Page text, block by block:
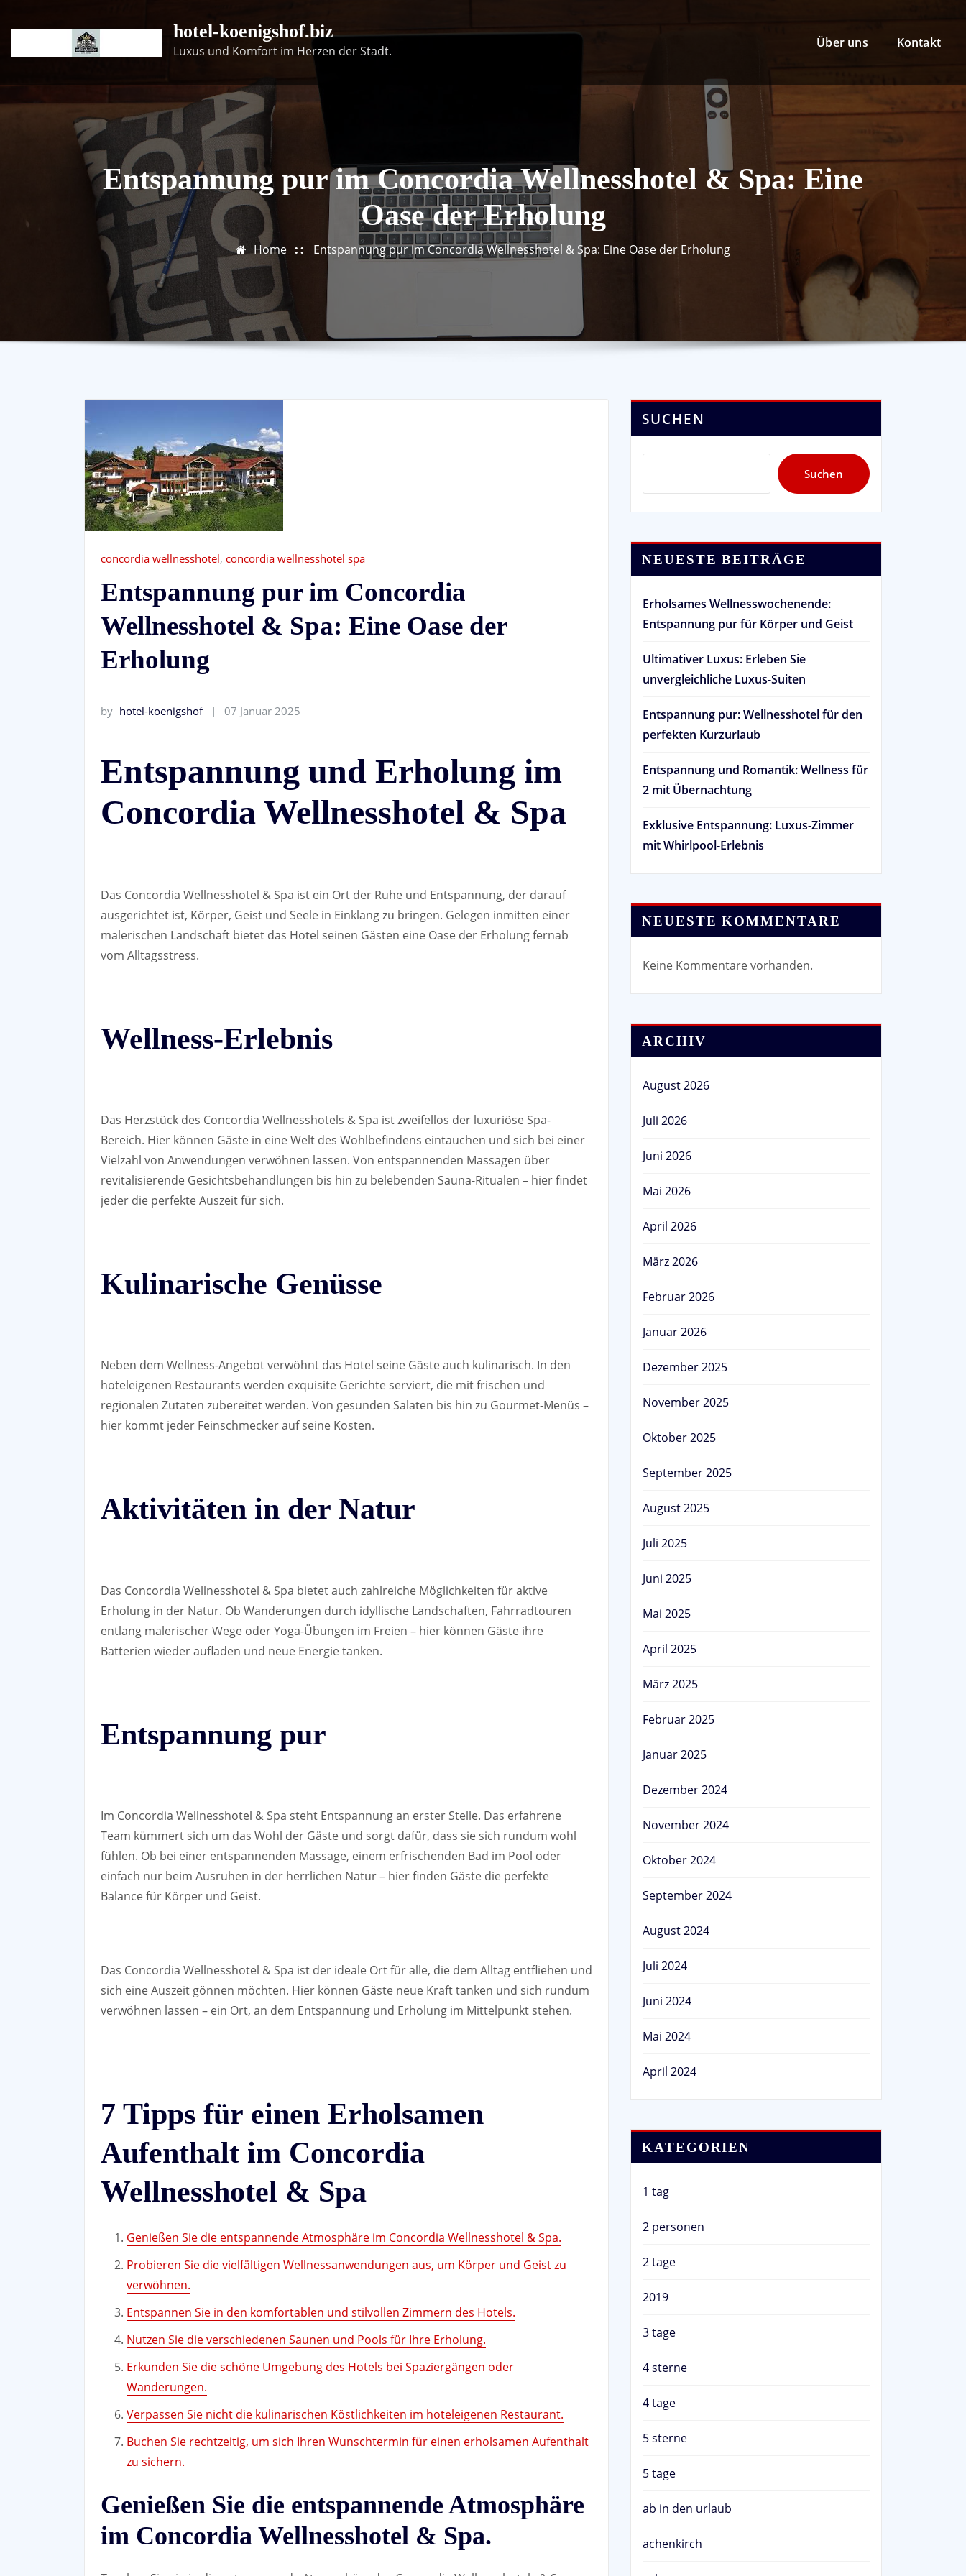
hotel-koenigshof.biz
Luxus und Komfort im Herzen der Stadt.
Über uns Kontakt
Entspannung pur im Concordia Wellnesshotel & Spa: Eine
Oase der Erholung
Home Entspannung pur im Concordia Wellnesshotel & Spa: Eine Oase der Erholung
concordia wellnesshotel, concordia wellnesshotel spa
Entspannung pur im Concordia
Wellnesshotel & Spa: Eine Oase der
Erholung
by hotel-koenigshof 07 Januar 2025
Entspannung und Erholung im
Concordia Wellnesshotel & Spa
Das Concordia Wellnesshotel & Spa ist ein Ort der Ruhe und Entspannung, der darauf
ausgerichtet ist, Körper, Geist und Seele in Einklang zu bringen. Gelegen inmitten einer
malerischen Landschaft bietet das Hotel seinen Gästen eine Oase der Erholung fernab
vom Alltagsstress.
Wellness-Erlebnis
Das Herzstück des Concordia Wellnesshotels & Spa ist zweifellos der luxuriöse Spa-
Bereich. Hier können Gäste in eine Welt des Wohlbefindens eintauchen und sich bei einer
Vielzahl von Anwendungen verwöhnen lassen. Von entspannenden Massagen über
revitalisierende Gesichtsbehandlungen bis hin zu belebenden Sauna-Ritualen – hier findet
jeder die perfekte Auszeit für sich.
Kulinarische Genüsse
Neben dem Wellness-Angebot verwöhnt das Hotel seine Gäste auch kulinarisch. In den
hoteleigenen Restaurants werden exquisite Gerichte serviert, die mit frischen und
regionalen Zutaten zubereitet werden. Von gesunden Salaten bis hin zu Gourmet-Menüs –
hier kommt jeder Feinschmecker auf seine Kosten.
Aktivitäten in der Natur
Das Concordia Wellnesshotel & Spa bietet auch zahlreiche Möglichkeiten für aktive
Erholung in der Natur. Ob Wanderungen durch idyllische Landschaften, Fahrradtouren
entlang malerischer Wege oder Yoga-Übungen im Freien – hier können Gäste ihre
Batterien wieder aufladen und neue Energie tanken.
Entspannung pur
Im Concordia Wellnesshotel & Spa steht Entspannung an erster Stelle. Das erfahrene
Team kümmert sich um das Wohl der Gäste und sorgt dafür, dass sie sich rundum wohl
fühlen. Ob bei einer entspannenden Massage, einem erfrischenden Bad im Pool oder
einfach nur beim Ausruhen in der herrlichen Natur – hier finden Gäste die perfekte
Balance für Körper und Geist.
Das Concordia Wellnesshotel & Spa ist der ideale Ort für alle, die dem Alltag entfliehen und
sich eine Auszeit gönnen möchten. Hier können Gäste neue Kraft tanken und sich rundum
verwöhnen lassen – ein Ort, an dem Entspannung und Erholung im Mittelpunkt stehen.
7 Tipps für einen Erholsamen
Aufenthalt im Concordia
Wellnesshotel & Spa
Genießen Sie die entspannende Atmosphäre im Concordia Wellnesshotel & Spa.
Probieren Sie die vielfältigen Wellnessanwendungen aus, um Körper und Geist zu
verwöhnen.
Entspannen Sie in den komfortablen und stilvollen Zimmern des Hotels.
Nutzen Sie die verschiedenen Saunen und Pools für Ihre Erholung.
Erkunden Sie die schöne Umgebung des Hotels bei Spaziergängen oder
Wanderungen.
Verpassen Sie nicht die kulinarischen Köstlichkeiten im hoteleigenen Restaurant.
Buchen Sie rechtzeitig, um sich Ihren Wunschtermin für einen erholsamen Aufenthalt
zu sichern.
Genießen Sie die entspannende Atmosphäre
im Concordia Wellnesshotel & Spa.
SUCHEN
Suchen
NEUESTE BEITRÄGE
Erholsames Wellnesswochenende:
Entspannung pur für Körper und Geist
Ultimativer Luxus: Erleben Sie
unvergleichliche Luxus-Suiten
Entspannung pur: Wellnesshotel für den
perfekten Kurzurlaub
Entspannung und Romantik: Wellness für
2 mit Übernachtung
Exklusive Entspannung: Luxus-Zimmer
mit Whirlpool-Erlebnis
NEUESTE KOMMENTARE
Keine Kommentare vorhanden.
ARCHIV
August 2026
Juli 2026
Juni 2026
Mai 2026
April 2026
März 2026
Februar 2026
Januar 2026
Dezember 2025
November 2025
Oktober 2025
September 2025
August 2025
Juli 2025
Juni 2025
Mai 2025
April 2025
März 2025
Februar 2025
Januar 2025
Dezember 2024
November 2024
Oktober 2024
September 2024
August 2024
Juli 2024
Juni 2024
Mai 2024
April 2024
KATEGORIEN
1 tag
2 personen
2 tage
2019
3 tage
4 sterne
4 tage
5 sterne
5 tage
ab in den urlaub
achenkirch